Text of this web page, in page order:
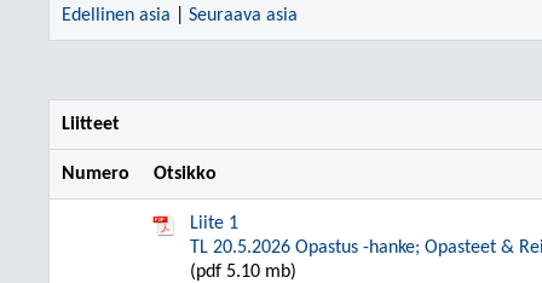
Edellinen asia Seuraava asia
Liitteet
Numero Otsikko
Liite 1
TL 20.5.2026 Opastus -hanke; Opasteet &
(pdf 5.10 mb)